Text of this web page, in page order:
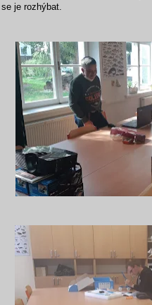
je rozhýbat.